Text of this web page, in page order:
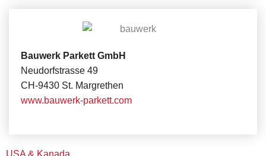
Bauwerk Parkett GmbH
Neudorfstrasse 49
CH-9430 St. Margrethen
www.bauwerk-parkett.com